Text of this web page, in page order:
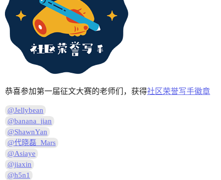
恭喜参加第一届征文大赛的老师们，获得社区荣誉写手徽章
@Jellybean
@banana_jian
@ShawnYan
@代晓磊_Mars
@Asiaye
@jiaxin
@h5n1